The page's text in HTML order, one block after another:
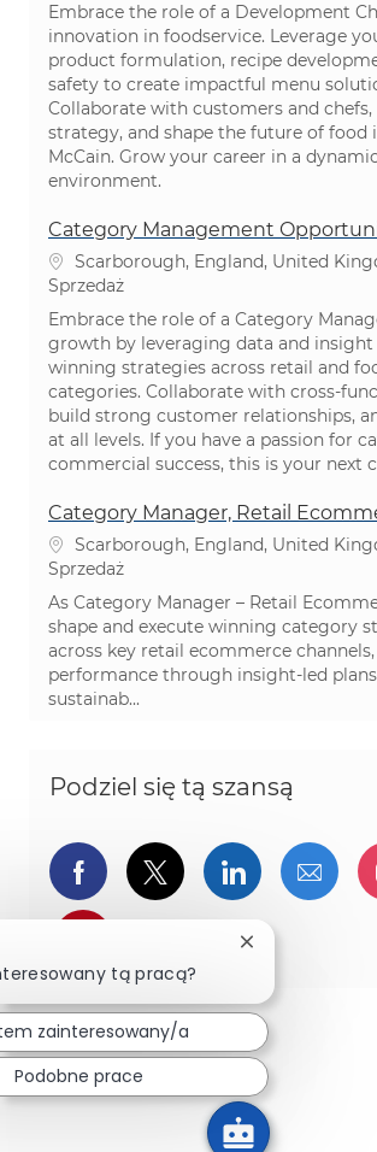
Embrace the role of a Development
innovation in foodservice. Leverage
product formulation, recipe
safety to create impactful menu
Collaborate with customers and
strategy, and shape the future of food
McCain. Grow your career in a
environment.
Category Management
Lokalizacja
Scarborough, England, United
Kategoria
Sprzedaż
Embrace the role of a Category
growth by leveraging data and insight
winning strategies across retail and
categories. Collaborate with cross-
build strong customer relationships,
at all levels. If you have a passion for
commercial success, this is your next
Category Manager, Retail
Lokalizacja
Scarborough, England, United
Kategoria
Sprzedaż
As Category Manager – Retail
shape and execute winning category
across key retail ecommerce
performance through insight-led
sustainab...
Podziel się tą szansą
Udostępnij przez
Udostępnij przez
Udostępnij przez
tą pracą?
Zamknij
zainteresowany/a
Podobne prace